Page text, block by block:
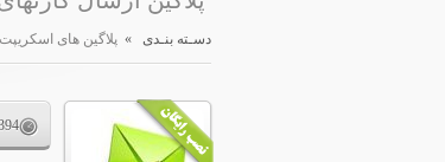
دسـته بنـدی » پلاگین های اسکریپت